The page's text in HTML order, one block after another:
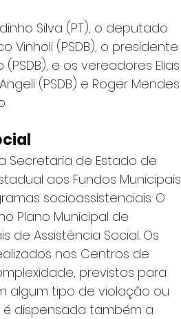
Silva (PT), o deputado
Vinholi (PSDB), o presidente
e os vereadores Elias
(PSDB) e Roger Mendes
Secretaria de Estado de
aos Fundos Municipais
socioassistenciais. O
Plano Municipal de
de Assistência Social. Os
nos Centros de
previstos para
algum tipo de violação ou
dispensada também a